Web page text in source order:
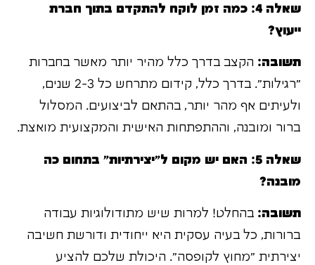
שאלה 4: כמה זמן לוקח להתקדם בתוך חברת
ייעוץ?
תשובה: הקצב בדרך כלל מהיר יותר מאשר בחברות
"רגילות". בדרך כלל, קידום מתרחש כל 2-3 שנים,
ולעיתים אף מהר יותר, בהתאם לביצועים. המסלול
ברור ומובנה, וההתפתחות האישית והמקצועית מואצת.
שאלה 5: האם יש מקום ל"יצירתיות" בתחום כה
מובנה?
תשובה: בהחלט! למרות שיש מתודולוגיות עבודה
ברורות, כל בעיה עסקית היא ייחודית ודורשת חשיבה
יצירתית "מחוץ לקופסה". היכולת שלכם להציע